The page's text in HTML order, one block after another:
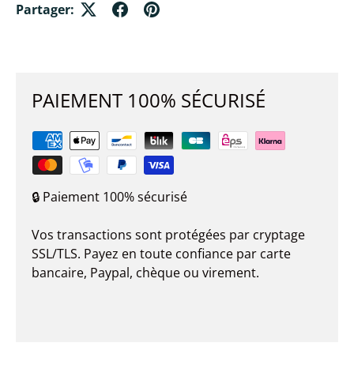
Partager:
PAIEMENT 100% SÉCURISÉ
🔒 Paiement 100% sécurisé
Vos transactions sont protégées par cryptage
SSL/TLS. Payez en toute confiance par carte
bancaire, Paypal, chèque ou virement.